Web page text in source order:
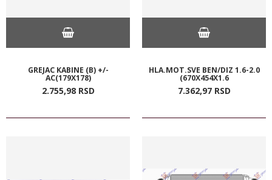
GREJAC KABINE (B) +/-
AC(179X178)
2.755,98 RSD
HLA.MOT.SVE BEN/DIZ 1.6-2.0
(670X454X1.6
7.362,97 RSD